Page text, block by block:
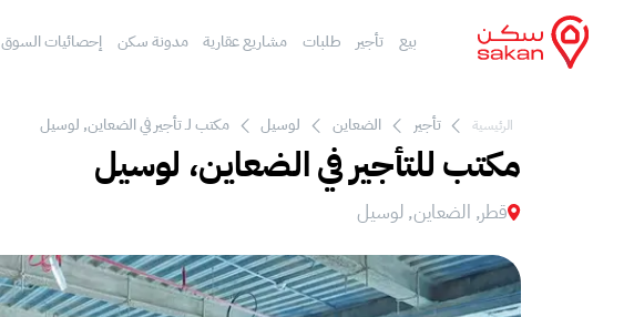
بيع تأجير طلبات مشاريع عقارية مدونة سكن إحصائيات السوق
الرئيسية تأجير الضعاين لوسيل مكتب لـ تأجير في الضعاين, لوسيل
مكتب للتأجير في الضعاين، لوسيل
قطر, الضعاين, لوسيل